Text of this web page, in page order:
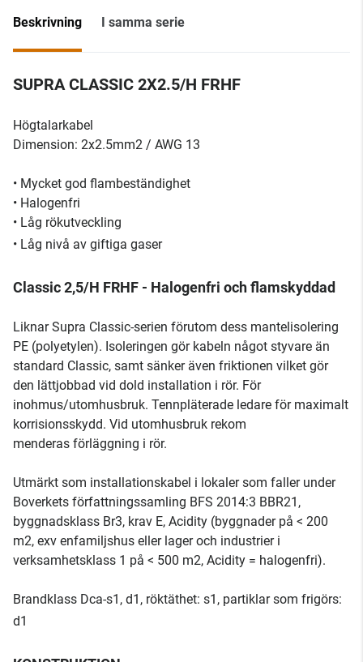
Beskrivning I samma serie
SUPRA CLASSIC 2X2.5/H FRHF
Högtalarkabel
Dimension: 2x2.5mm2 / AWG 13
• Mycket god flambeständighet
• Halogenfri
• Låg rökutveckling
• Låg nivå av giftiga gaser
Classic 2,5/H FRHF - Halogenfri och flamskyddad
Liknar Supra Classic-serien förutom dess mantelisolering
PE (polyetylen). Isoleringen gör kabeln något styvare än
standard Classic, samt sänker även friktionen vilket gör
den lättjobbad vid dold installation i rör. För
inohmus/utomhusbruk. Tennpläterade ledare för maximalt
korrisionsskydd. Vid utomhusbruk rekom
menderas förläggning i rör.
Utmärkt som installationskabel i lokaler som faller under
Boverkets författningssamling BFS 2014:3 BBR21,
byggnadsklass Br3, krav E, Acidity (byggnader på < 200
m2, exv enfamiljshus eller lager och industrier i
verksamhetsklass 1 på < 500 m2, Acidity = halogenfri).
Brandklass Dca-s1, d1, röktäthet: s1, partiklar som frigörs:
d1